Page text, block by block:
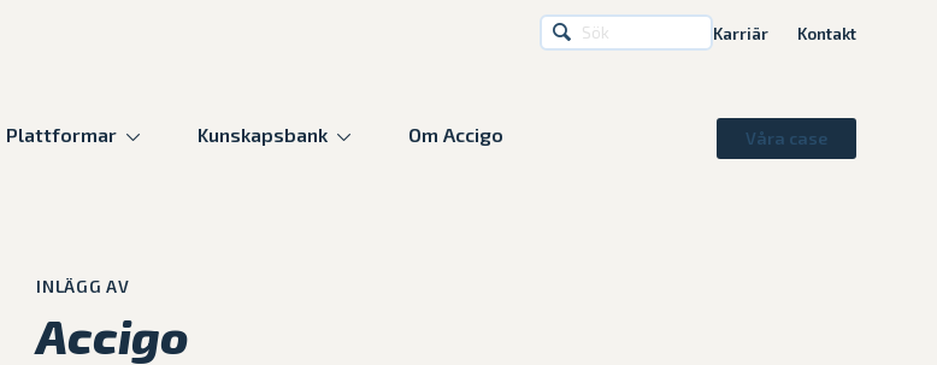
Karriär Kontakt
Plattformar Kunskapsbank Om Accigo Våra case
INLÄGG AV
Accigo